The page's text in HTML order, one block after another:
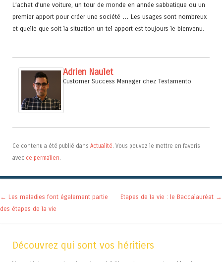
L’achat d’une voiture, un tour de monde en année sabbatique ou un
premier apport pour créer une société … Les usages sont nombreux
et quelle que soit la situation un tel apport est toujours le bienvenu.
Adrien Naulet
Customer Success Manager chez Testamento
Ce contenu a été publié dans Actualité . Vous pouvez le mettre en favoris
avec ce permalien
Navigation des articles
← Les maladies font également partie
des étapes de la vie
Etapes de la vie : le Baccalauréat →
Découvrez qui sont vos héritiers